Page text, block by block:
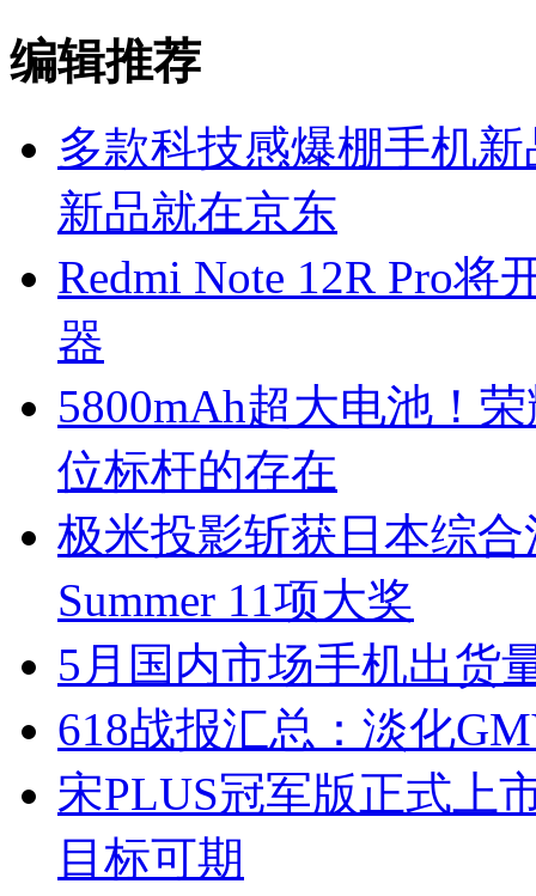
编辑推荐
多款科技感爆棚手机
新品就在京东
Redmi Note 12R Pro
器
5800mAh超大电池！
位标杆的存在
极米投影斩获日本综
Summer 11项大奖
5月国内市场手机出货
618战报汇总：淡化
宋PLUS冠军版正式上
目标可期